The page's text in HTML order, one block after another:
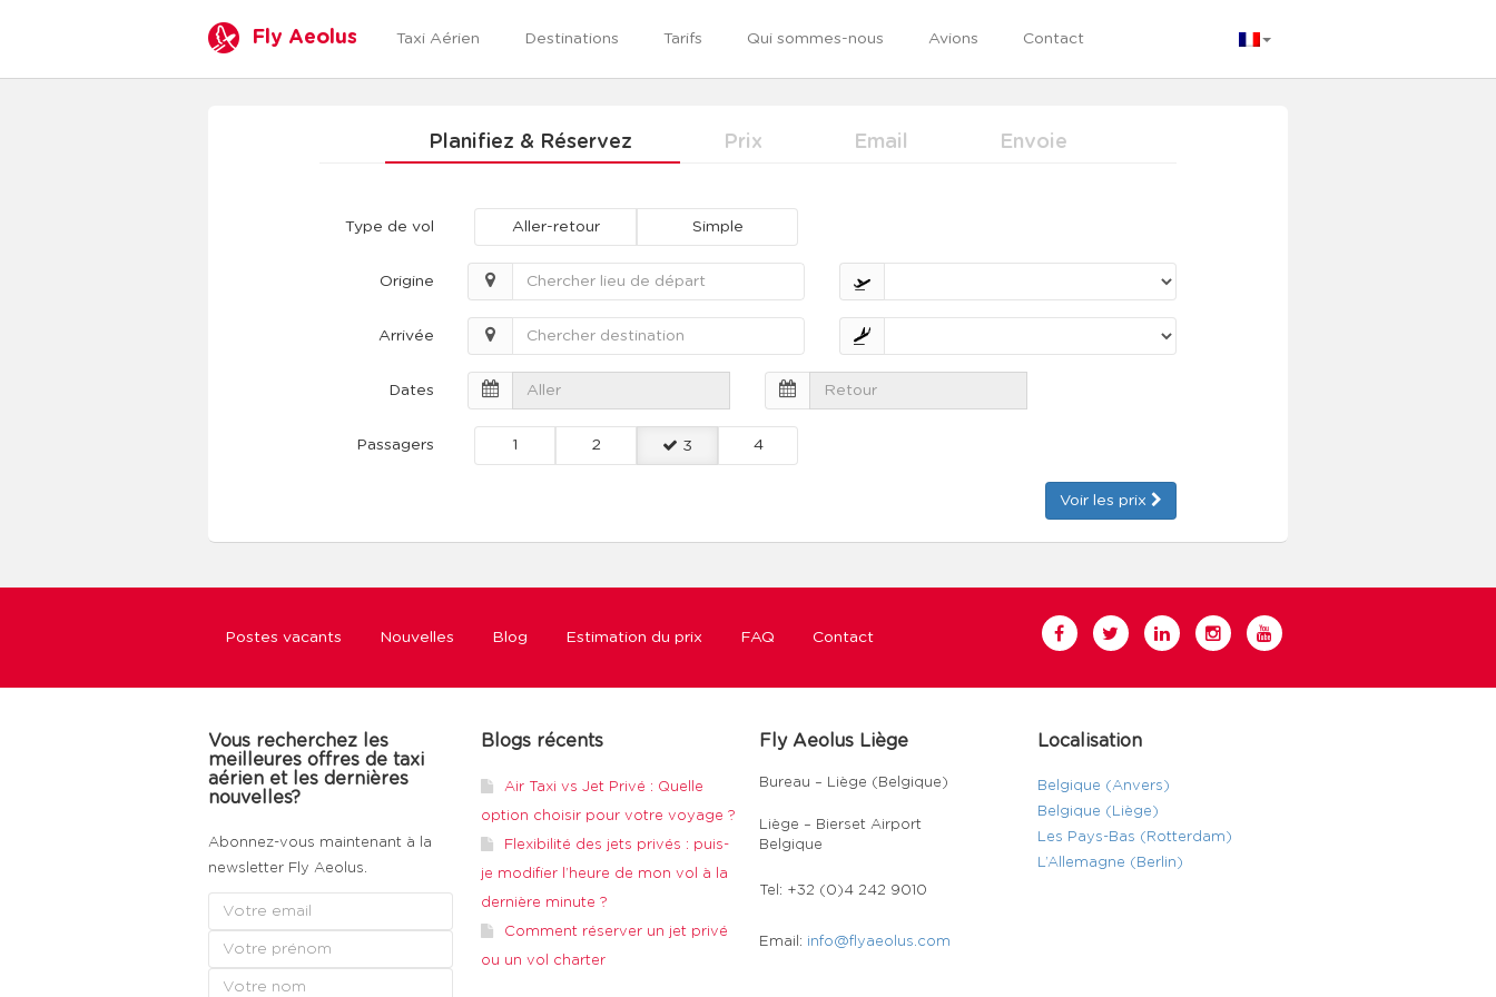
Fly Aeolus Taxi Aérien Destinations Tarifs Qui sommes-nous Avions Contact
Planifiez & Réservez Prix Email Envoie
Type de vol Aller-retour Simple
Origine
Arrivée
Dates
Passagers 1 2 3 4
Voir les prix
Postes vacants Nouvelles Blog Estimation du prix FAQ Contact
Vous recherchez les
meilleures offres de taxi
aérien et les dernières
nouvelles?
Abonnez-vous maintenant à la
newsletter Fly Aeolus.
Blogs récents
Air Taxi vs Jet Privé : Quelle
option choisir pour votre voyage ?
Flexibilité des jets privés : puis-
je modifier l’heure de mon vol à la
dernière minute ?
Comment réserver un jet privé
ou un vol charter
Fly Aeolus Liège
Bureau – Liège (Belgique)
Liège – Bierset Airport
Belgique
Tel: +32 (0)4 242 9010
Email: info@flyaeolus.com
Localisation
Belgique (Anvers)
Belgique (Liège)
Les Pays-Bas (Rotterdam)
L’Allemagne (Berlin)